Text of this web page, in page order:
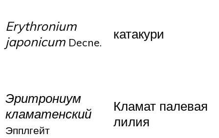
Erythronium
japonicum Decne.
катакури
Эритрониум
кламатенский
Эпплгейт
Кламат палевая
лилия